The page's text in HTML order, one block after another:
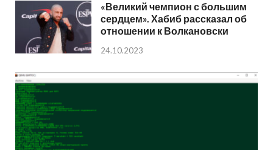
«Великий чемпион с большим
сердцем». Хабиб рассказал об
отношении к Волкановски
24.10.2023